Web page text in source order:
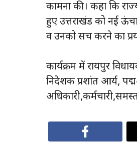
कामना की। कहा कि
हुए उत्तराखंड को नई
व उनको सच करने का
कार्यक्रम में रायपुर
निदेशक प्रशांत आर्य,